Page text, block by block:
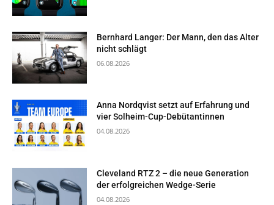
Bernhard Langer: Der Mann, den das Alter
nicht schlägt
06.08.2026
Anna Nordqvist setzt auf Erfahrung und
vier Solheim-Cup-Debütantinnen
04.08.2026
Cleveland RTZ 2 – die neue Generation
der erfolgreichen Wedge-Serie
04.08.2026